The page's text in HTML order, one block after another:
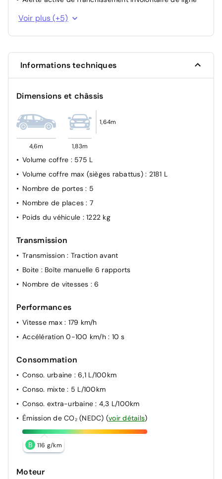
Airbags Frontaux, latéraux AV et rideaux
Système d'appel d'urgence SOS
Voir plus (+5)
Informations techniques
Dimensions et châssis
4,6m 1,83m
1,64m
Volume coffre : 575 L
Volume coffre max (sièges rabattus) : 2181 L
Nombre de portes: 5
Nombre de places: 7
Poids du véhicule : 1222 kg
Transmission
Transmission: Traction avant
Boite : Boîte manuelle 6 rapports
Nombre de vitesses : 6
Performances
Vitesse max : 179 km/h
Accélération 0-100 km/h : 10 s
Consommation
Conso. urbaine : 6,1 L/100km
Conso. mixte: 5 L/100km
Conso. extra-urbaine: 4,3 L/100km
Émission de CO₂ (NEDC) (voir détails)
B 116 g/km
Moteur